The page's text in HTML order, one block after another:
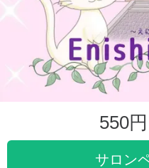
550円
サロン